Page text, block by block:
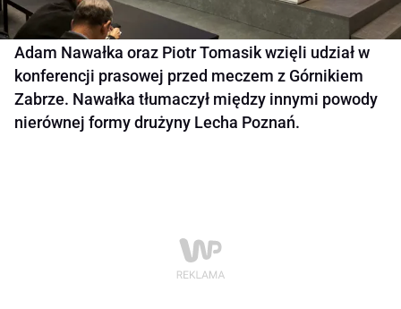
Adam Nawałka oraz Piotr Tomasik wzięli udział w
konferencji prasowej przed meczem z Górnikiem
Zabrze. Nawałka tłumaczył między innymi powody
nierównej formy drużyny Lecha Poznań.